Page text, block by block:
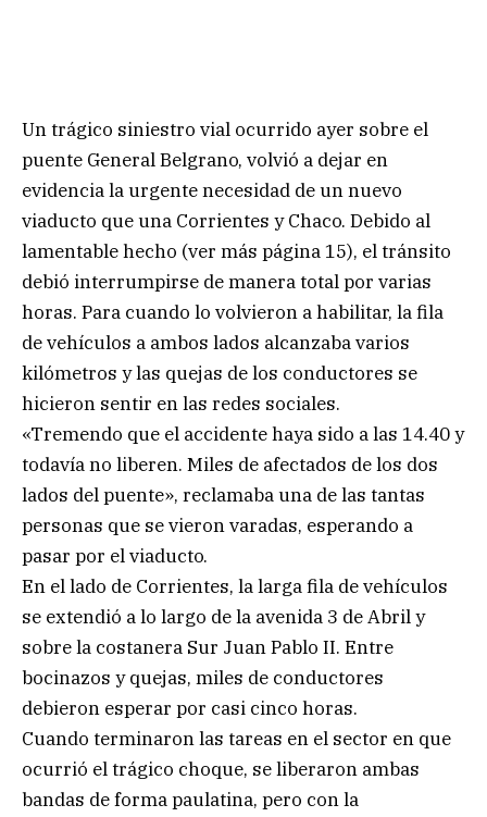
Un trágico siniestro vial ocurrido ayer sobre el
puente General Belgrano, volvió a dejar en
evidencia la urgente necesidad de un nuevo
viaducto que una Corrientes y Chaco. Debido al
lamentable hecho (ver más página 15), el tránsito
debió interrumpirse de manera total por varias
horas. Para cuando lo volvieron a habilitar, la fila
de vehículos a ambos lados alcanzaba varios
kilómetros y las quejas de los conductores se
hicieron sentir en las redes sociales.
«Tremendo que el accidente haya sido a las 14.40 y
todavía no liberen. Miles de afectados de los dos
lados del puente», reclamaba una de las tantas
personas que se vieron varadas, esperando a
pasar por el viaducto.
En el lado de Corrientes, la larga fila de vehículos
se extendió a lo largo de la avenida 3 de Abril y
sobre la costanera Sur Juan Pablo II. Entre
bocinazos y quejas, miles de conductores
debieron esperar por casi cinco horas.
Cuando terminaron las tareas en el sector en que
ocurrió el trágico choque, se liberaron ambas
bandas de forma paulatina, pero con la